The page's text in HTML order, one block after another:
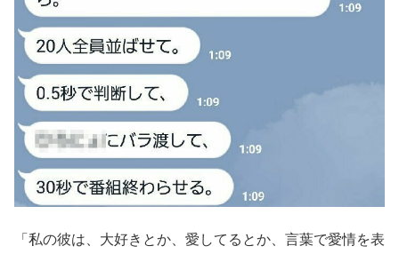
「私の彼は、大好きとか、愛してるとか、言葉で愛情を表